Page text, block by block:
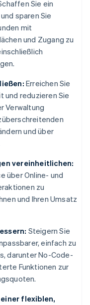
Sie ein
sparen Sie
mit
und Zugang zu
Erreichen Sie
und reduzieren Sie
Verwaltung
und über
vereinheitlichen:
über Online- und
zu
und Ihren Umsatz
Steigern Sie
einfach zu
darunter No-Code-
Funktionen zur
flexiblen,